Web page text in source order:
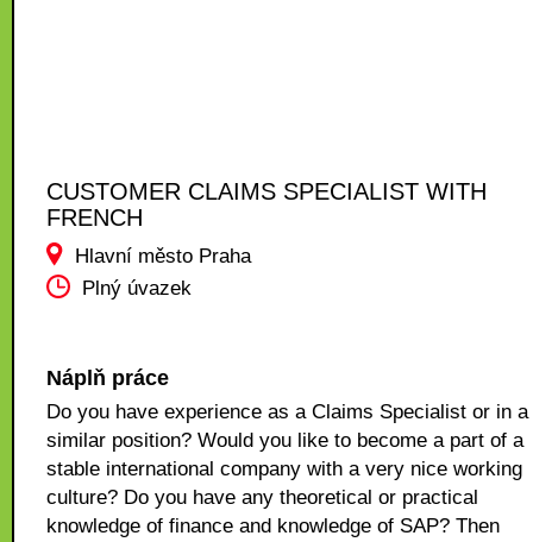
CUSTOMER CLAIMS SPECIALIST WITH
FRENCH
Hlavní město Praha
Plný úvazek
Náplň práce
Do you have experience as a Claims Specialist or in a
similar position? Would you like to become a part of a
stable international company with a very nice working
culture? Do you have any theoretical or practical
knowledge of finance and knowledge of SAP? Then